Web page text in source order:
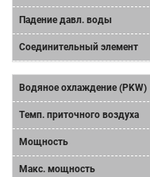
Падение давл. воды
Соединительный элемент
Водяное охлаждение (PKW)
Tемп. приточного воздуха
Мощность
Mакс. мощность